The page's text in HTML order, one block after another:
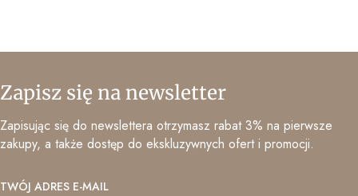
Zapisz się na newsletter
Zapisując się do newslettera otrzymasz rabat 3% na pierwsze
zakupy, a także dostęp do ekskluzywnych ofert i promocji.
TWÓJ ADRES E-MAIL